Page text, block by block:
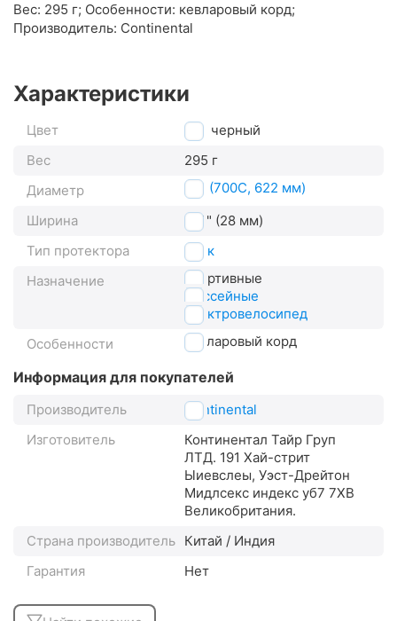
Вес: 295 г; Особенности: кевларовый корд;
Производитель: Continental
Характеристики
Цвет
черный
Вес
295 г
Диаметр
28" (700C, 622 мм)
Ширина
1.10" (28 мм)
Тип протектора
слик
Назначение
спортивные
шоссейные
электровелосипед
Особенности
кевларовый корд
Информация для покупателей
Производитель
Continental
Изготовитель
Континентал Тайр Груп
ЛТД. 191 Хай-стрит
Ыиевслеы, Уэст-Дрейтон
Мидлсекс индекс уб7 7XВ
Великобритания.
Страна производитель Китай / Индия
Гарантия
Нет